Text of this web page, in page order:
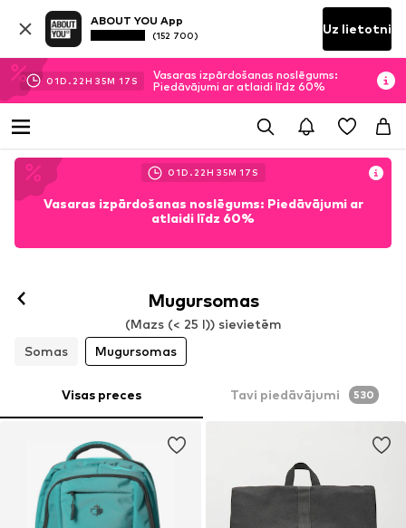
ABOUT YOU App
(152 700) Uz lietotni
01D. 22H 35M 15 S
Vasaras izpārdošanas noslēgums:
Piedāvājumi ar atlaidi līdz 60%
01D. 22H 35M 15 S
Vasaras izpārdošanas noslēgums: Piedāvājumi ar
atlaidi līdz 60%
Mugursomas
(Mazs (< 25 l)) sievietēm
Somas
Mugursomas
Visas preces Tavi piedāvājumi 530